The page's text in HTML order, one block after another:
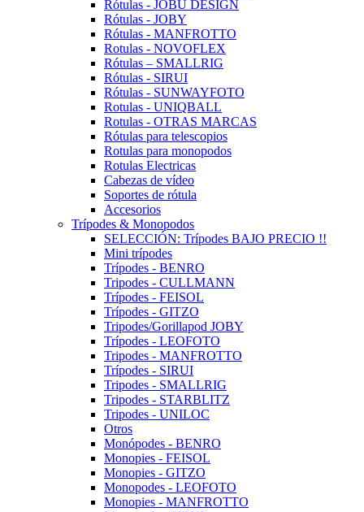
Rótulas - JOBU DESIGN
Rótulas - JOBY
Rótulas - MANFROTTO
Rotulas - NOVOFLEX
Rótulas – SMALLRIG
Rótulas - SIRUI
Rótulas - SUNWAYFOTO
Rotulas - UNIQBALL
Rotulas - OTRAS MARCAS
Rótulas para telescopios
Rotulas para monopodos
Rotulas Electricas
Cabezas de vídeo
Soportes de rótula
Accesorios
Trípodes & Monopodos
SELECCIÓN: Trípodes BAJO PRECIO !!
Mini trípodes
Trípodes - BENRO
Tripodes - CULLMANN
Trípodes - FEISOL
Trípodes - GITZO
Tripodes/Gorillapod JOBY
Trípodes - LEOFOTO
Tripodes - MANFROTTO
Trípodes - SIRUI
Tripodes - SMALLRIG
Tripodes - STARBLITZ
Tripodes - UNILOC
Otros
Monópodes - BENRO
Monopies - FEISOL
Monopies - GITZO
Monopodes - LEOFOTO
Monopies - MANFROTTO